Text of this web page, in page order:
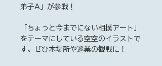
弟子A」が参戦！
「ちょっと今までにない相撲アート」
をテーマにしている空空のイラストで
す。ぜひ本場所や巡業の観戦に！